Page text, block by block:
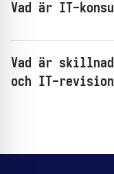
Vad är IT-
Vad är
och IT-